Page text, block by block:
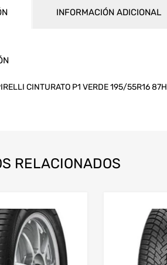
INFORMACIÓN ADICIONAL
CINTURATO P1 VERDE 195/55R16 87H
RELACIONADOS